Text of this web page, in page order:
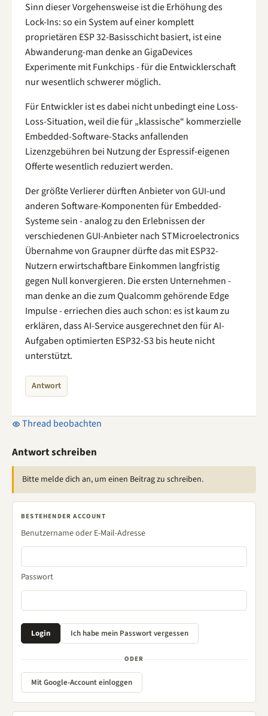
Sinn dieser Vorgehensweise ist die Erhöhung des
Lock-Ins: so ein System auf einer komplett
proprietären ESP 32-Basisschicht basiert, ist eine
Abwanderung-man denke an GigaDevices
Experimente mit Funkchips - für die Entwicklerschaft
nur wesentlich schwerer möglich.
Für Entwickler ist es dabei nicht unbedingt eine Loss-
Loss-Situation, weil die für „klassische“ kommerzielle
Embedded-Software-Stacks anfallenden
Lizenzgebühren bei Nutzung der Espressif-eigenen
Offerte wesentlich reduziert werden.
Der größte Verlierer dürften Anbieter von GUI-und
anderen Software-Komponenten für Embedded-
Systeme sein - analog zu den Erlebnissen der
verschiedenen GUI-Anbieter nach STMicroelectronics
Übernahme von Graupner dürfte das mit ESP32-
Nutzern erwirtschaftbare Einkommen langfristig
gegen Null konvergieren. Die ersten Unternehmen -
man denke an die zum Qualcomm gehörende Edge
Impulse - erriechen dies auch schon: es ist kaum zu
erklären, dass AI-Service ausgerechnet den für AI-
Aufgaben optimierten ESP32-S3 bis heute nicht
unterstützt.
Antwort
Thread beobachten
Antwort schreiben
Bitte melde dich an, um einen Beitrag zu schreiben.
BESTEHENDER ACCOUNT
Benutzername oder E-Mail-Adresse
Passwort
ODER
Mit Google-Account einloggen